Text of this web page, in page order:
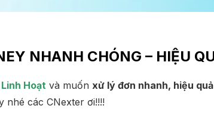
NHANH CHÓNG – HIỆU
Hoạt và muốn xử lý đơn nhanh, hiệu
nhé các CNexter ơi!!!!